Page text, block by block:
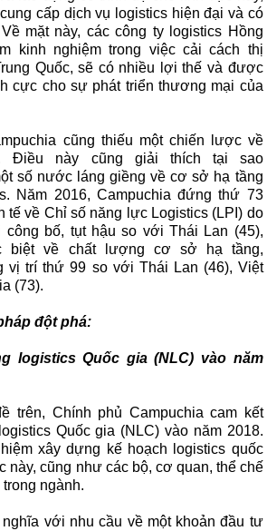
cấp dịch vụ logistics hiện đại và có
mặt này, các công ty logistics Hồng
kinh nghiệm trong việc cải cách thị
Quốc, sẽ có nhiều lợi thế và được
cực cho sự phát triển thương mại của
cũng thiếu một chiến lược về
Điều này cũng giải thích tại sao
số nước láng giềng về cơ sở hạ tầng
Năm 2016, Campuchia đứng thứ 73
tế về Chỉ số năng lực Logistics (LPI) do
công bố, tụt hậu so với Thái Lan (45),
biệt về chất lượng cơ sở hạ tầng,
vị trí thứ 99 so với Thái Lan (46), Việt
(73).
đột phá:
logistics Quốc gia (NLC) vào năm
trên, Chính phủ Campuchia cam kết
Quốc gia (NLC) vào năm 2018.
xây dựng kế hoạch logistics quốc
này, cũng như các bộ, cơ quan, thể chế
ngành.
với nhu cầu về một khoản đầu tư